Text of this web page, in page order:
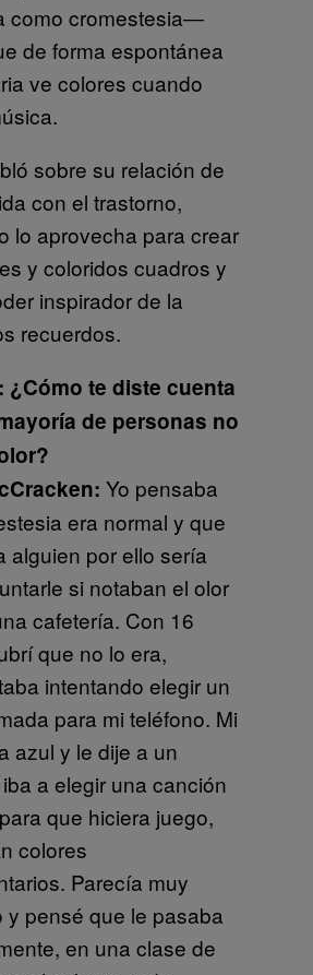
como cromestesia―
de forma espontánea
ve colores cuando
sobre su relación de
con el trastorno,
lo aprovecha para crear
y coloridos cuadros y
inspirador de la
recuerdos.
¿Cómo te diste cuenta
de personas no
Yo pensaba
era normal y que
alguien por ello sería
si notaban el olor
cafetería. Con 16
que no lo era,
intentando elegir un
para mi teléfono. Mi
azul y le dije a un
a elegir una canción
que hiciera juego,
colores
Parecía muy
y pensé que le pasaba
en una clase de